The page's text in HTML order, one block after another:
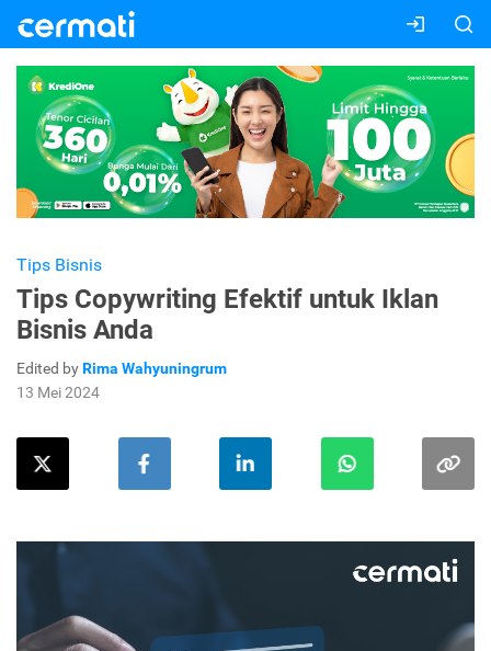
Tips Bisnis
Tips Copywriting Efektif untuk Iklan
Bisnis Anda
Edited byRima Wahyuningrum
13 Mei 2024